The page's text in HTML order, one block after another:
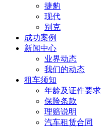
捷豹
现代
别克
成功案例
新闻中心
业界动态
我们的动态
租车须知
年龄及证件要求
保险条款
理赔说明
汽车租赁合同